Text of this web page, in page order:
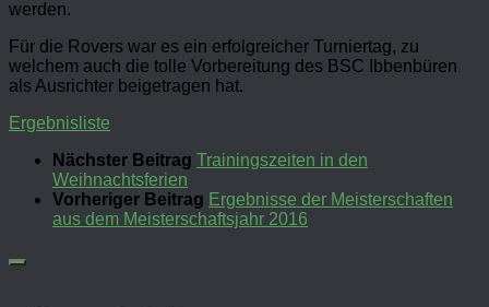
werden.
Für die Rovers war es ein erfolgreicher Turniertag, zu
welchem auch die tolle Vorbereitung des BSC Ibbenbüren
als Ausrichter beigetragen hat.
Ergebnisliste
Nächster Beitrag Trainingszeiten in den
Weihnachtsferien
Vorheriger Beitrag Ergebnisse der Meisterschaften
aus dem Meisterschaftsjahr 2016